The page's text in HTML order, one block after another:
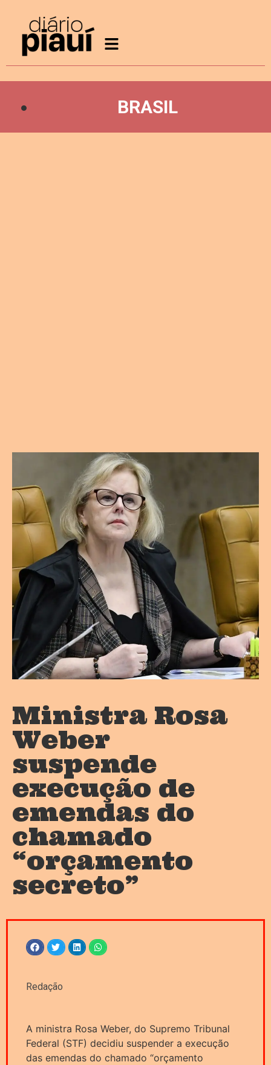
BRASIL
Ministra Rosa
Weber
suspende
execução de
emendas do
chamado
“orçamento
secreto”
Redação
A ministra Rosa Weber, do Supremo Tribunal
Federal (STF) decidiu suspender a execução
das emendas do chamado “orçamento